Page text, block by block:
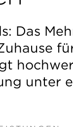
Das
unter